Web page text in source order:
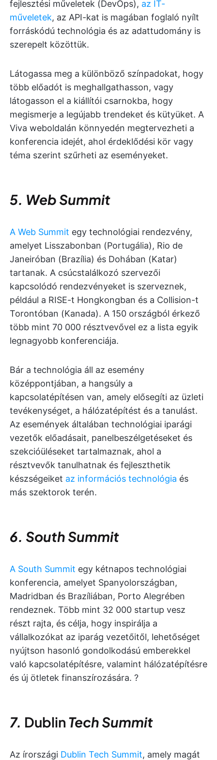
fejlesztési műveletek (DevOps), az IT-
műveletek, az API-kat is magában foglaló nyílt
forráskódú technológia és az adattudomány is
szerepelt közöttük.
Látogassa meg a különböző színpadokat, hogy
több előadót is meghallgathasson, vagy
látogasson el a kiállítói csarnokba, hogy
megismerje a legújabb trendeket és kütyüket. A
Viva weboldalán könnyedén megtervezheti a
konferencia idejét, ahol érdeklődési kör vagy
téma szerint szűrheti az eseményeket.
5. Web Summit
A Web Summit egy technológiai rendezvény,
amelyet Lisszabonban (Portugália), Rio de
Janeiróban (Brazília) és Dohában (Katar)
tartanak. A csúcstalálkozó szervezői
kapcsolódó rendezvényeket is szerveznek,
például a RISE-t Hongkongban és a Collision-t
Torontóban (Kanada). A 150 országból érkező
több mint 70 000 résztvevővel ez a lista egyik
legnagyobb konferenciája.
Bár a technológia áll az esemény
középpontjában, a hangsúly a
kapcsolatépítésen van, amely elősegíti az üzleti
tevékenységet, a hálózatépítést és a tanulást.
Az események általában technológiai iparági
vezetők előadásait, panelbeszélgetéseket és
szekcióüléseket tartalmaznak, ahol a
résztvevők tanulhatnak és fejleszthetik
készségeiket az információs technológia és
más szektorok terén.
6. South Summit
A South Summit egy kétnapos technológiai
konferencia, amelyet Spanyolországban,
Madridban és Brazíliában, Porto Alegrében
rendeznek. Több mint 32 000 startup vesz
részt rajta, és célja, hogy inspirálja a
vállalkozókat az iparág vezetőitől, lehetőséget
nyújtson hasonló gondolkodású emberekkel
való kapcsolatépítésre, valamint hálózatépítésre
és új ötletek finanszírozására. ?
7. Dublin Tech Summit
Az írországi Dublin Tech Summit, amely magát